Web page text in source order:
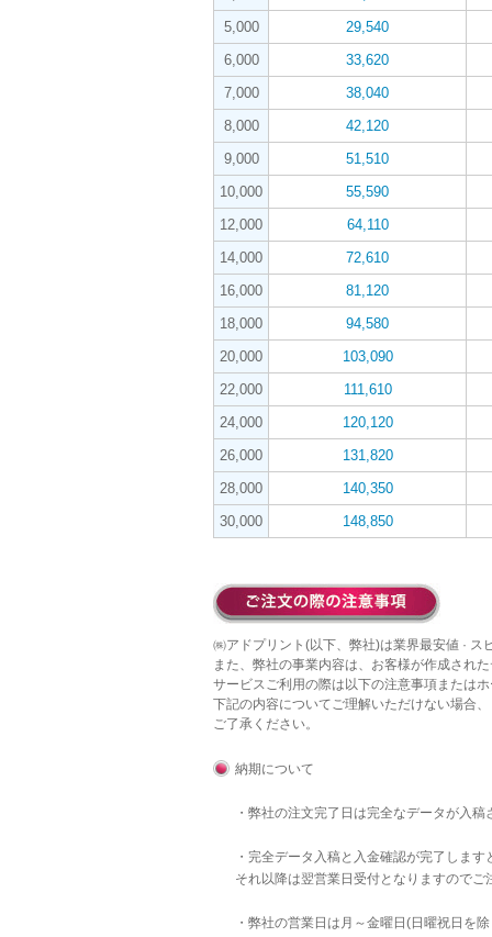
5,000
29,540
6,000
33,620
7,000
38,040
8,000
42,120
9,000
51,510
10,000
55,590
12,000
64,110
14,000
72,610
16,000
81,120
18,000
94,580
20,000
103,090
22,000
111,610
24,000
120,120
26,000
131,820
28,000
140,350
30,000
148,850
㈱アドプリント(以下、弊社)は業界最安値 ·
また、弊社の事業内容は、お客様が作成され
サービスご利用の際は以下の注意事項または
下記の内容についてご理解いただけない場合
ご了承ください。
納期について
・弊社の注文完了日は完全なデータが入
・完全データ入稿と入金確認が完了しま
それ以降は翌営業日受付となりますのでご
・弊社の営業日は月～金曜日(日曜祝日を